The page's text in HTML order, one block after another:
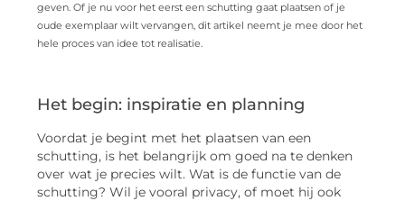
geven. Of je nu voor het eerst een schutting gaat plaatsen of je
oude exemplaar wilt vervangen, dit artikel neemt je mee door het
hele proces van idee tot realisatie.
Het begin: inspiratie en planning
Voordat je begint met het plaatsen van een
schutting, is het belangrijk om goed na te denken
over wat je precies wilt. Wat is de functie van de
schutting? Wil je vooral privacy, of moet hij ook